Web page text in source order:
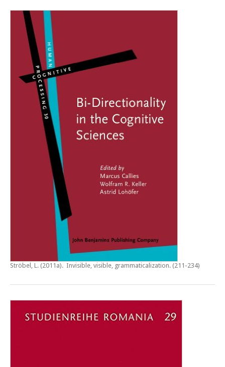
Ströbel, L. (2011a). Invisible, visible, grammaticalization. (211-234)